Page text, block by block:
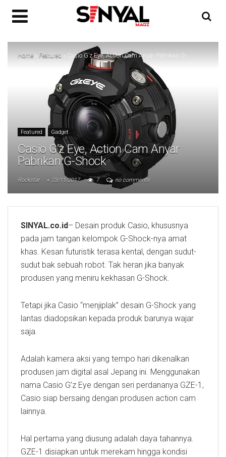
Home » Featured » Casio G’z Eye, Action Cam Anyar Pabrikan G-
Featured Gadget
Casio G’z Eye, Action Cam Anyar
Pabrikan G-Shock
Rockstar 23/11/2017 7 no comments
SINYAL.co.id– Desain produk Casio, khususnya
pada jam tangan kelompok G-Shock-nya amat
khas. Kesan futuristik terasa kental, dengan sudut-
sudut bak sebuah robot. Tak heran jika banyak
produsen yang meniru kekhasan G-Shock.
Tetapi jika Casio “menjiplak” desain G-Shock yang
lantas diadopsikan kepada produk barunya wajar
saja.
Adalah kamera aksi yang tempo hari dikenalkan
produsen jam digital asal Jepang ini. Menggunakan
nama Casio G’z Eye dengan seri perdananya GZE-1,
Casio siap bersaing dengan produsen action cam
lainnya.
Hal pertama yang diusung adalah daya tahannya.
GZE-1 disiapkan untuk merekam hingga kondisi